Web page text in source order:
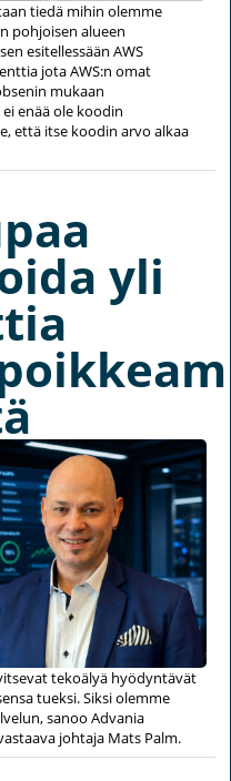
tiedä mihin olemme
pohjoisen alueen
esitellessään AWS
jota AWS:n omat
mukaan
enää ole koodin
että itse koodin arvo alkaa
yli
tekoälyä hyödyntävät
tueksi. Siksi olemme
sanoo Advania
johtaja Mats Palm.